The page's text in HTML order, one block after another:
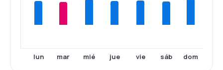
lun mar mié jue vie sáb dom